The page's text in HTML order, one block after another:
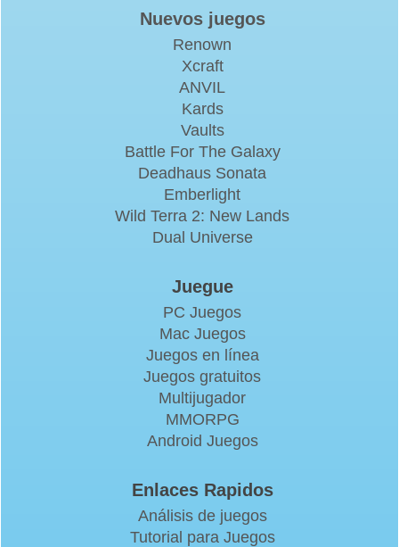
Nuevos juegos
Renown
Xcraft
ANVIL
Kards
Vaults
Battle For The Galaxy
Deadhaus Sonata
Emberlight
Wild Terra 2: New Lands
Dual Universe
Juegue
PC Juegos
Mac Juegos
Juegos en línea
Juegos gratuitos
Multijugador
MMORPG
Android Juegos
Enlaces Rapidos
Análisis de juegos
Tutorial para Juegos